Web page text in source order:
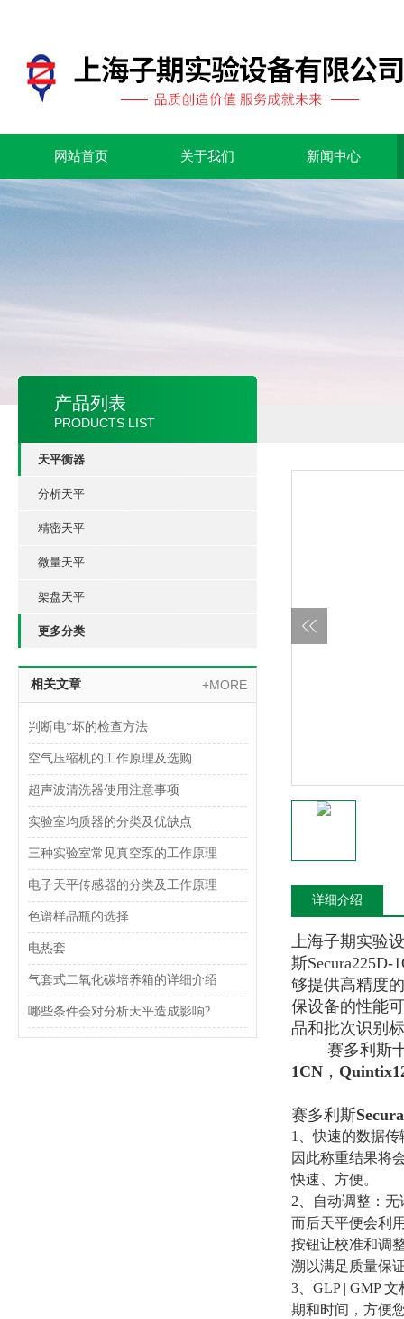
网站首页 关于我们 新闻中心
产品列表
PRODUCTS LIST
天平衡器
分析天平
精密天平
微量天平
架盘天平
更多分类
相关文章 +MORE
判断电*坏的检查方法
空气压缩机的工作原理及选购
超声波清洗器使用注意事项
实验室均质器的分类及优缺点
三种实验室常见真空泵的工作原理
电子天平传感器的分类及工作原理
色谱样品瓶的选择
电热套
气套式二氧化碳培养箱的详细介绍
哪些条件会对分析天平造成影响?
详细介绍
上海子期实验
斯
够提供高精度
保设备的性能
品和批次识别
赛多利斯十
1CN ，
赛多利斯
1、快速的数据
因此称重结果将
快速、方便。
2、自动调整：
而后天平便会利
按钮让校准和调
溯以满足质量保
3、GLP | GMP
期和时间，方便